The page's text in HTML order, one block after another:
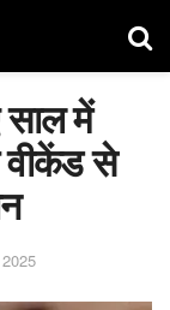
में
वीकेंड से